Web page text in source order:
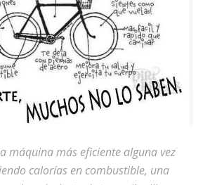
máquina más eficiente alguna vez
calorías en combustible, una